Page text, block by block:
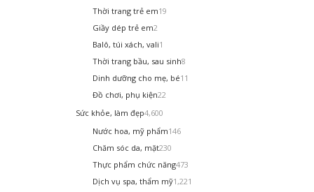
Thời trang trẻ em19
Giầy dép trẻ em2
Balô, túi xách, vali1
Thời trang bầu, sau sinh8
Dinh dưỡng cho mẹ, bé11
Đồ chơi, phụ kiện22
Sức khỏe, làm đẹp4,600
Nước hoa, mỹ phẩm146
Chăm sóc da, mặt230
Thực phẩm chức năng473
Dịch vụ spa, thẩm mỹ1,221